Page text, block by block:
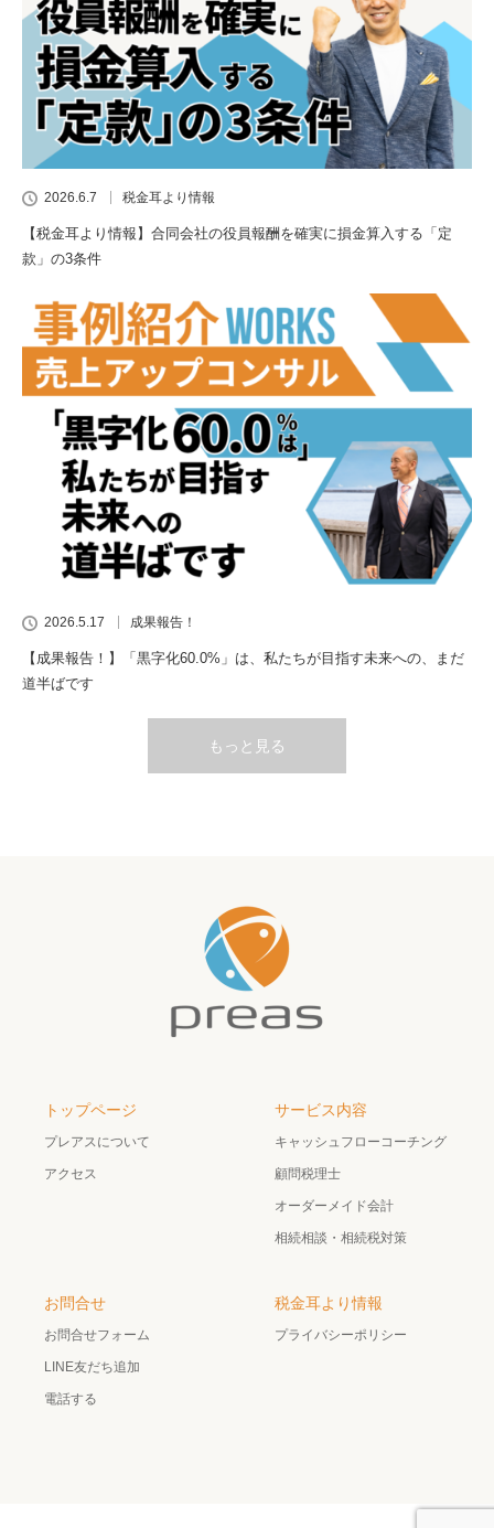
2026.6.7 税金耳より情報
【税金耳より情報】合同会社の役員報酬を確実に損金算入する「定
款」の3条件
2026.5.17 成果報告！
【成果報告！】「黒字化60.0%」は、私たちが目指す未来への、まだ
道半ばです
もっと見る
トップページ
プレアスについて
アクセス
サービス内容
キャッシュフローコーチング
顧問税理士
オーダーメイド会計
相続相談・相続税対策
お問合せ
お問合せフォーム
LINE友だち追加
電話する
税金耳より情報
プライバシーポリシー